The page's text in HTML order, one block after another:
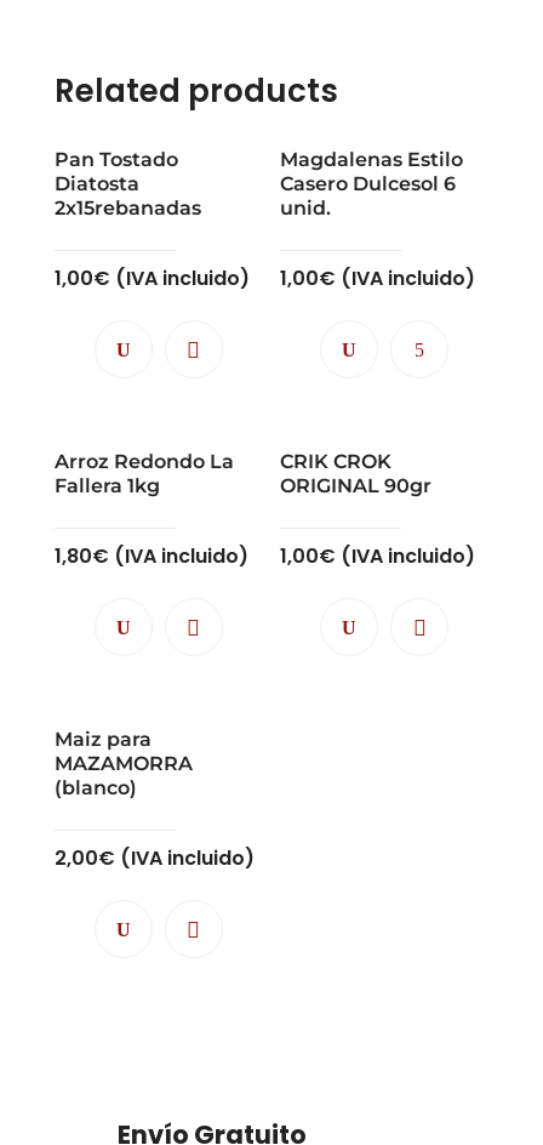
Related products
Pan Tostado
Diatosta
2x15rebanadas
1,00€ (IVA incluido)
Magdalenas Estilo
Casero Dulcesol 6
unid.
1,00€ (IVA incluido)
Arroz Redondo La
Fallera 1kg
1,80€ (IVA incluido)
CRIK CROK
ORIGINAL 90gr
1,00€ (IVA incluido)
Maiz para
MAZAMORRA
(blanco)
2,00€ (IVA incluido)
Envío Gratuito